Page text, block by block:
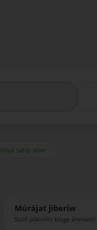
satıp alıw
Múrájat jiberiw
Siziń pikirińiz bizge áhmietli